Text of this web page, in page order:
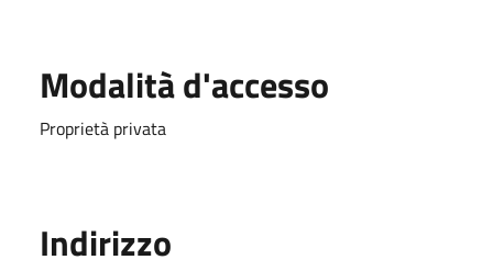
Modalità d'accesso
Proprietà privata
Indirizzo